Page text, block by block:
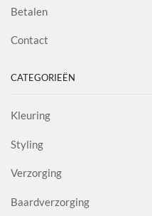
Betalen
Contact
CATEGORIEËN
Kleuring
Styling
Verzorging
Baardverzorging